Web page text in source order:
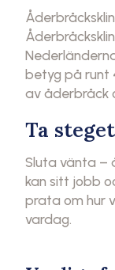
betyg på runt
av åderbråck
Ta
Sluta vänta –
kan sitt jobb
prata om hur
vardag.